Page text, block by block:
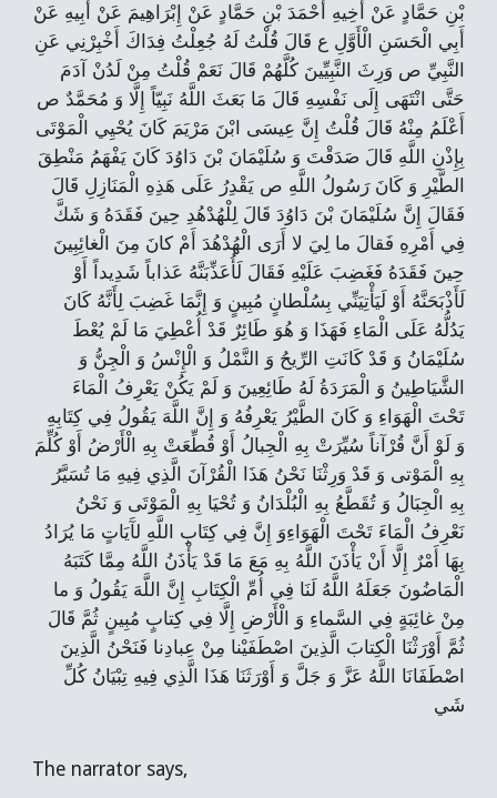
بْنِ حَمَّادٍ عَنْ أَخِيهِ أَحْمَدَ بْنِ حَمَّادٍ عَنْ إِبْرَاهِيمَ عَنْ أَبِيهِ عَنْ
أَبِي الْحَسَنِ الْأَوَّلِ ع قَالَ قُلْتُ لَهُ جُعِلْتُ فِدَاكَ أَخْبِرْنِي عَنِ
النَّبِيِّ ص وَرِثَ النَّبِيِّينَ كُلَّهُمْ قَالَ نَعَمْ قُلْتُ مِنْ لَدُنْ آدَمَ
حَتَّى انْتَهَى إِلَى نَفْسِهِ قَالَ مَا بَعَثَ اللَّهُ نَبِيّاً إِلَّا وَ مُحَمَّدٌ ص
أَعْلَمُ مِنْهُ قَالَ قُلْتُ إِنَّ عِيسَى ابْنَ مَرْيَمَ كَانَ يُحْيِي الْمَوْتَى
بِإِذْنِ اللَّهِ قَالَ صَدَقْتَ وَ سُلَيْمَانَ بْنَ دَاوُدَ كَانَ يَفْهَمُ مَنْطِقَ
الطَّيْرِ وَ كَانَ رَسُولُ اللَّهِ ص يَقْدِرُ عَلَى هَذِهِ الْمَنَازِلِ قَالَ
فَقَالَ إِنَّ سُلَيْمَانَ بْنَ دَاوُدَ قَالَ لِلْهُدْهُدِ حِينَ فَقَدَهُ وَ شَكَّ
فِي أَمْرِهِ فَقالَ ما لِيَ لا أَرَى الْهُدْهُدَ أَمْ كانَ مِنَ الْغائِبِينَ
حِينَ فَقَدَهُ فَغَضِبَ عَلَيْهِ فَقَالَ لَأُعَذِّبَنَّهُ عَذاباً شَدِيداً أَوْ
لَأَذْبَحَنَّهُ أَوْ لَيَأْتِيَنِّي بِسُلْطانٍ مُبِينٍ وَ إِنَّمَا غَضِبَ لِأَنَّهُ كَانَ
يَدُلُّهُ عَلَى الْمَاءِ فَهَذَا وَ هُوَ طَائِرٌ قَدْ أُعْطِيَ مَا لَمْ يُعْطَ
سُلَيْمَانُ وَ قَدْ كَانَتِ الرِّيحُ وَ النَّمْلُ وَ الْإِنْسُ وَ الْجِنُّ وَ
الشَّيَاطِينُ وَ الْمَرَدَةُ لَهُ طَائِعِينَ وَ لَمْ يَكُنْ يَعْرِفُ الْمَاءَ
تَحْتَ الْهَوَاءِ وَ كَانَ الطَّيْرُ يَعْرِفُهُ وَ إِنَّ اللَّهَ يَقُولُ فِي كِتَابِهِ
وَ لَوْ أَنَّ قُرْآناً سُيِّرَتْ بِهِ الْجِبالُ أَوْ قُطِّعَتْ بِهِ الْأَرْضُ أَوْ كُلِّمَ
بِهِ الْمَوْتى‏ وَ قَدْ وَرِثْنَا نَحْنُ هَذَا الْقُرْآنَ الَّذِي فِيهِ مَا تُسَيَّرُ
بِهِ الْجِبَالُ وَ تُقَطَّعُ بِهِ الْبُلْدَانُ وَ تُحْيَا بِهِ الْمَوْتَى وَ نَحْنُ
نَعْرِفُ الْمَاءَ تَحْتَ الْهَوَاءِوَ إِنَّ فِي كِتَابِ اللَّهِ لآَيَاتٍ مَا يُرَادُ
بِهَا أَمْرٌ إِلَّا أَنْ يَأْذَنَ اللَّهُ بِهِ مَعَ مَا قَدْ يَأْذَنُ اللَّهُ مِمَّا كَتَبَهُ
الْمَاضُونَ جَعَلَهُ اللَّهُ لَنَا فِي أُمِّ الْكِتَابِ إِنَّ اللَّهَ يَقُولُ وَ ما
مِنْ غائِبَةٍ فِي السَّماءِ وَ الْأَرْضِ إِلَّا فِي كِتابٍ مُبِينٍ ثُمَّ قَالَ
ثُمَّ أَوْرَثْنَا الْكِتابَ الَّذِينَ اصْطَفَيْنا مِنْ عِبادِنا فَنَحْنُ الَّذِينَ
اصْطَفَانَا اللَّهُ عَزَّ وَ جَلَّ وَ أَوْرَثَنَا هَذَا الَّذِي فِيهِ تِبْيَانُ كُلِّ
شَي
The narrator says,